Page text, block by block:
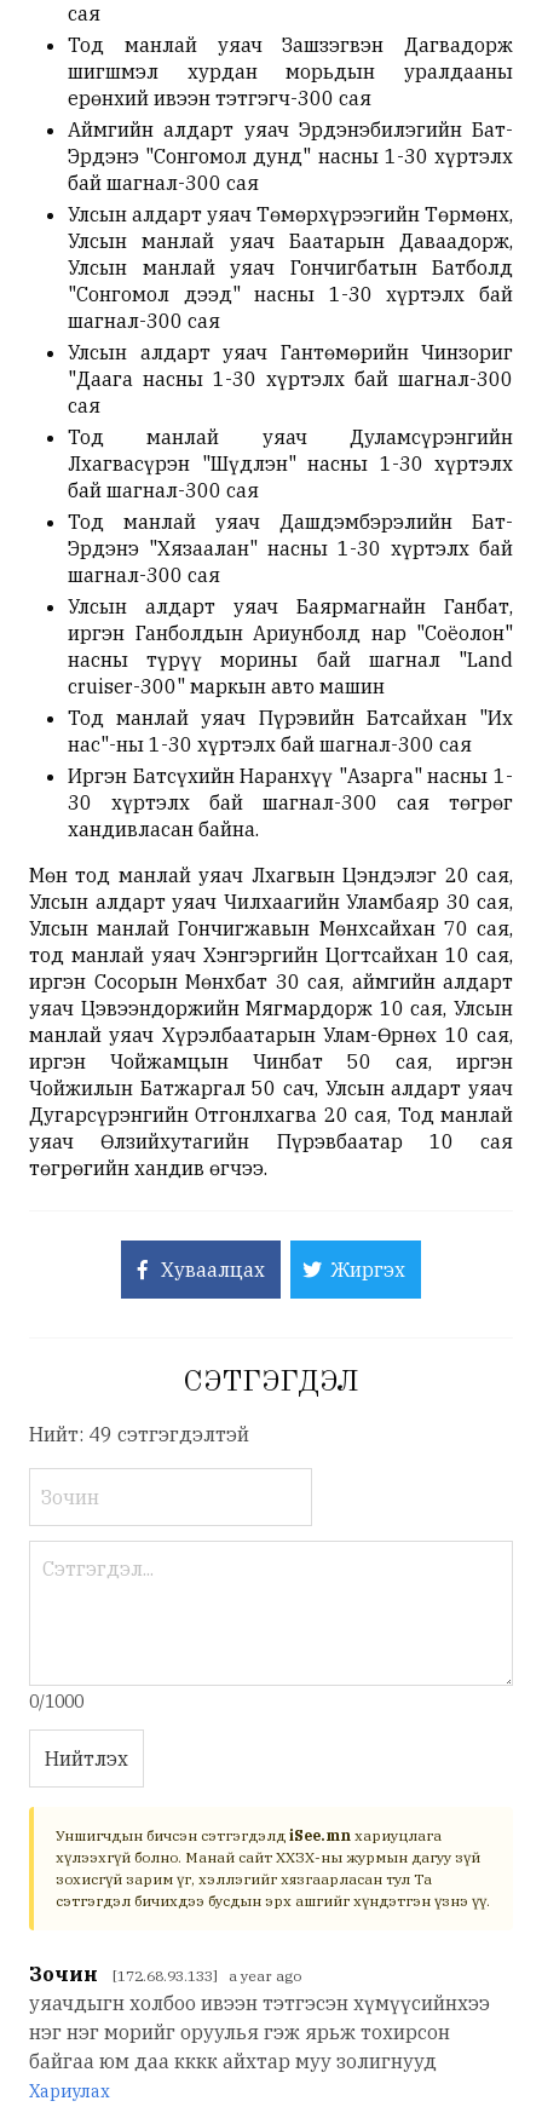
сая
Тод манлай уяач Зашзэгвэн Дагвадорж
шигшмэл хурдан морьдын уралдааны
ерөнхий ивээн тэтгэгч-300 сая
Аймгийн алдарт уяач Эрдэнэбилэгийн Бат-
Эрдэнэ "Сонгомол дунд" насны 1-30 хүртэлх
бай шагнал-300 сая
Улсын алдарт уяач Төмөрхүрээгийн Төрмөнх,
Улсын манлай уяач Баатарын Даваадорж,
Улсын манлай уяач Гончигбатын Батболд
"Сонгомол дээд" насны 1-30 хүртэлх бай
шагнал-300 сая
Улсын алдарт уяач Гантөмөрийн Чинзориг
"Даага насны 1-30 хүртэлх бай шагнал-300
сая
Тод манлай уяач Дуламсүрэнгийн
Лхагвасүрэн "Шүдлэн" насны 1-30 хүртэлх
бай шагнал-300 сая
Тод манлай уяач Дашдэмбэрэлийн Бат-
Эрдэнэ "Хязаалан" насны 1-30 хүртэлх бай
шагнал-300 сая
Улсын алдарт уяач Баярмагнайн Ганбат,
иргэн Ганболдын Ариунболд нар "Соёолон"
насны түрүү морины бай шагнал "Land
cruiser-300" маркын авто машин
Тод манлай уяач Пүрэвийн Батсайхан "Их
нас"-ны 1-30 хүртэлх бай шагнал-300 сая
Иргэн Батсүхийн Наранхүү "Азарга" насны 1-
30 хүртэлх бай шагнал-300 сая төгрөг
хандивласан байна.
Мөн тод манлай уяач Лхагвын Цэндэлэг 20 сая,
Улсын алдарт уяач Чилхаагийн Уламбаяр 30 сая,
Улсын манлай Гончигжавын Мөнхсайхан 70 сая,
тод манлай уяач Хэнгэргийн Цогтсайхан 10 сая,
иргэн Сосорын Мөнхбат 30 сая, аймгийн алдарт
уяач Цэвээндоржийн Мягмардорж 10 сая, Улсын
манлай уяач Хүрэлбаатарын Улам-Өрнөх 10 сая,
иргэн Чойжамцын Чинбат 50 сая, иргэн
Чойжилын Батжаргал 50 сач, Улсын алдарт уяач
Дугарсүрэнгийн Отгонлхагва 20 сая, Тод манлай
уяач Өлзийхутагийн Пүрэвбаатар 10 сая
төгрөгийн хандив өгчээ.
Хуваалцах Жиргэх
СЭТГЭГДЭЛ
Нийт: 49 сэтгэгдэлтэй
0/1000
Нийтлэх
Уншигчдын бичсэн сэтгэгдэлд iSee.mn хариуцлага
хүлээхгүй болно. Манай сайт ХХЗХ-ны журмын дагуу зүй
зохисгүй зарим үг, хэллэгийг хязгаарласан тул Та
сэтгэгдэл бичихдээ бусдын эрх ашгийг хүндэтгэн үзнэ үү.
Зочин [172.68.93.133] a year ago
уяачдыгн холбоо ивээн тэтгэсэн хүмүүсийнхээ
нэг нэг морийг оруулья гэж ярьж тохирсон
байгаа юм даа кккк айхтар муу золигнууд
Хариулах